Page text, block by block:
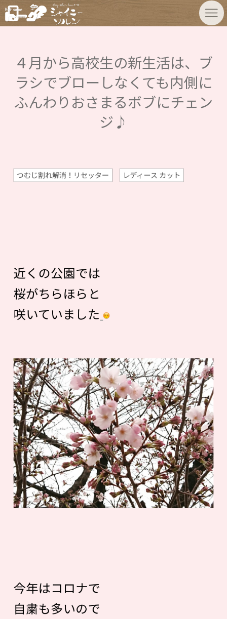
４月から高校生の新生活は、ブ
ラシでブローしなくても内側に
ふんわりおさまるボブにチェン
ジ♪
つむじ割れ解消！リセッター レディース カット
近くの公園では
桜がちらほらと
咲いていました
今年はコロナで
自粛も多いので